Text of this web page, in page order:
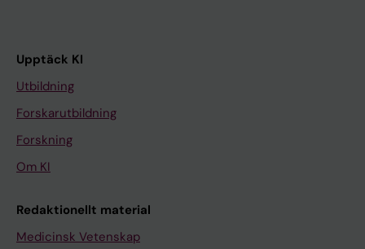
Upptäck KI
Utbildning
Forskarutbildning
Forskning
Om KI
Redaktionellt material
Medicinsk Vetenskap